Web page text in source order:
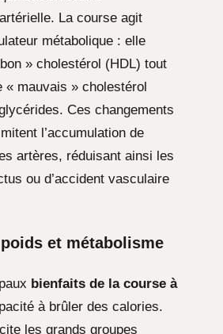
artérielle. La course agit
métabolique : elle
» cholestérol (HDL) tout
« mauvais » cholestérol
Ces changements
l’accumulation de
artères, réduisant ainsi les
ou d’accident vasculaire
et métabolisme
bienfaits de la course à
à brûler des calories.
les grands groupes